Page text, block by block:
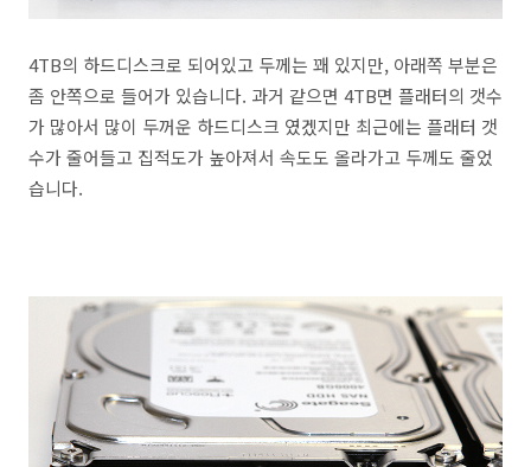
4TB의 하드디스크로 되어있고 두께는 꽤 있지만, 아래쪽 부분은
좀 안쪽으로 들어가 있습니다. 과거 같으면 4TB면 플래터의 갯수
가 많아서 많이 두꺼운 하드디스크 였겠지만 최근에는 플래터 갯
수가 줄어들고 집적도가 높아져서 속도도 올라가고 두께도 줄었
습니다.